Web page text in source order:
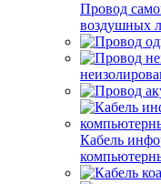
Провод
воздушных
Кабель